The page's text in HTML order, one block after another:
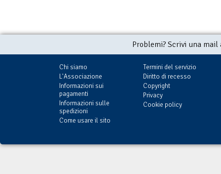
Problemi? Scrivi una
Chi siamo
L'Associazione
Informazioni sui
pagamenti
Informazioni sulle
spedizioni
Come usare il sito
Termini del servizio
Diritto di recesso
Copyright
Privacy
Cookie policy